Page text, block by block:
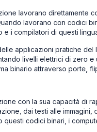
lavorano direttamente
lavorano con codici
e i compilatori di questi
applicazioni pratiche
livelli elettrici di zero
binario attraverso porte,
con la sua capacità di
dai testi alle
questi codici binari, i